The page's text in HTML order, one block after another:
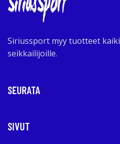
Siriussport myy tuotteet
seikkailijoille.
SEURATA
SIVUT